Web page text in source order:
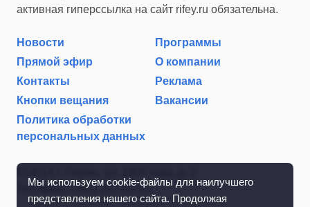
Мы используем cookie-файлы для наилучшего
представления нашего сайта. Продолжая
активная гиперссылка на сайт rifey.ru обязательна.
Новости
Программы
Прямой эфир
О компании
Контакты
Реклама
Кнопки вещания
Вакансии
Политика обработки
персональных данных
Тел./факс: (342) 267-85-35